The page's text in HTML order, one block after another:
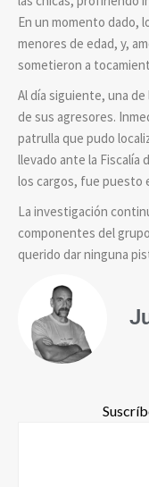
En un momento dado,
menores de edad, y,
sometieron a
Al día siguiente, una
de sus agresores.
patrulla que pudo
llevado ante la Fiscalía
los cargos, fue puesto
La investigación
componentes del
querido dar ninguna